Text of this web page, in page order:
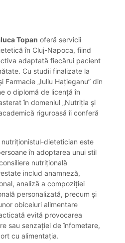
Topan oferă servicii
în Cluj-Napoca, fiind
adaptată fiecărui pacient
Cu studii finalizate la
„Iuliu Hațieganu” din
o diplomă de licență în
în domeniul „Nutriția și
riguroasă îi conferă
dietetician este
în adoptarea unui stil
nutrițională
includ anamneză,
analiză a compoziției
personalizată, precum și
obiceiuri alimentare
evită provocarea
sau senzației de înfometare,
cu alimentația.